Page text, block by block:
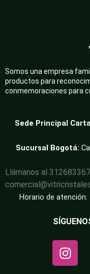
Somos una empresa
productos para
conmemoraciones para
Sede Principal
Sucursal Bogotá:
Llámanos al
Horario de atención: